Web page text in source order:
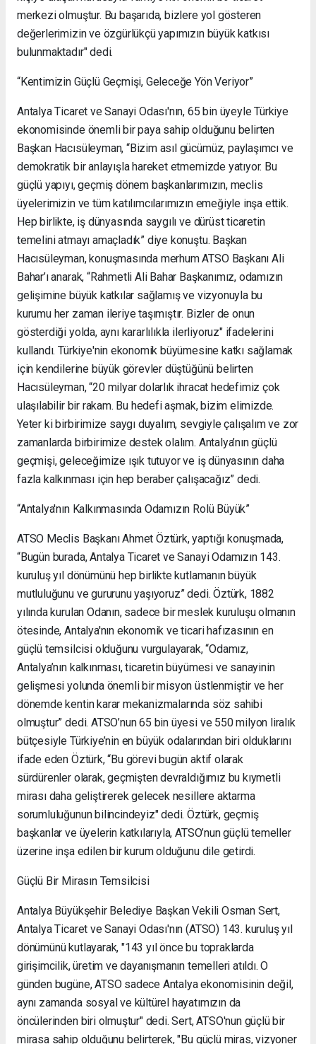
merkezi olmuştur. Bu başarıda, bizlere yol gösteren
değerlerimizin ve özgürlükçü yapımızın büyük katkısı
bulunmaktadır" dedi.
“Kentimizin Güçlü Geçmişi, Geleceğe Yön Veriyor”
Antalya Ticaret ve Sanayi Odası'nın, 65 bin üyeyle Türkiye
ekonomisinde önemli bir paya sahip olduğunu belirten
Başkan Hacısüleyman, “Bizim asıl gücümüz, paylaşımcı ve
demokratik bir anlayışla hareket etmemizde yatıyor. Bu
güçlü yapıyı, geçmiş dönem başkanlarımızın, meclis
üyelerimizin ve tüm katılımcılarımızın emeğiyle inşa ettik.
Hep birlikte, iş dünyasında saygılı ve dürüst ticaretin
temelini atmayı amaçladık” diye konuştu. Başkan
Hacısüleyman, konuşmasında merhum ATSO Başkanı Ali
Bahar’ı anarak, “Rahmetli Ali Bahar Başkanımız, odamızın
gelişimine büyük katkılar sağlamış ve vizyonuyla bu
kurumu her zaman ileriye taşımıştır. Bizler de onun
gösterdiği yolda, aynı kararlılıkla ilerliyoruz" ifadelerini
kullandı. Türkiye'nin ekonomik büyümesine katkı sağlamak
için kendilerine büyük görevler düştüğünü belirten
Hacısüleyman, “20 milyar dolarlık ihracat hedefimiz çok
ulaşılabilir bir rakam. Bu hedefi aşmak, bizim elimizde.
Yeter ki birbirimize saygı duyalım, sevgiyle çalışalım ve zor
zamanlarda birbirimize destek olalım. Antalya’nın güçlü
geçmişi, geleceğimize ışık tutuyor ve iş dünyasının daha
fazla kalkınması için hep beraber çalışacağız” dedi.
“Antalya'nın Kalkınmasında Odamızın Rolü Büyük”
ATSO Meclis Başkanı Ahmet Öztürk, yaptığı konuşmada,
“Bugün burada, Antalya Ticaret ve Sanayi Odamızın 143.
kuruluş yıl dönümünü hep birlikte kutlamanın büyük
mutluluğunu ve gururunu yaşıyoruz” dedi. Öztürk, 1882
yılında kurulan Odanın, sadece bir meslek kuruluşu olmanın
ötesinde, Antalya'nın ekonomik ve ticari hafızasının en
güçlü temsilcisi olduğunu vurgulayarak, “Odamız,
Antalya’nın kalkınması, ticaretin büyümesi ve sanayinin
gelişmesi yolunda önemli bir misyon üstlenmiştir ve her
dönemde kentin karar mekanizmalarında söz sahibi
olmuştur” dedi. ATSO’nun 65 bin üyesi ve 550 milyon liralık
bütçesiyle Türkiye’nin en büyük odalarından biri olduklarını
ifade eden Öztürk, “Bu görevi bugün aktif olarak
sürdürenler olarak, geçmişten devraldığımız bu kıymetli
mirası daha geliştirerek gelecek nesillere aktarma
sorumluluğunun bilincindeyiz" dedi. Öztürk, geçmiş
başkanlar ve üyelerin katkılarıyla, ATSO’nun güçlü temeller
üzerine inşa edilen bir kurum olduğunu dile getirdi.
Güçlü Bir Mirasın Temsilcisi
Antalya Büyükşehir Belediye Başkan Vekili Osman Sert,
Antalya Ticaret ve Sanayi Odası'nın (ATSO) 143. kuruluş yıl
dönümünü kutlayarak, "143 yıl önce bu topraklarda
girişimcilik, üretim ve dayanışmanın temelleri atıldı. O
günden bugüne, ATSO sadece Antalya ekonomisinin değil,
aynı zamanda sosyal ve kültürel hayatımızın da
öncülerinden biri olmuştur" dedi. Sert, ATSO'nun güçlü bir
mirasa sahip olduğunu belirterek, "Bu güçlü miras, vizyoner